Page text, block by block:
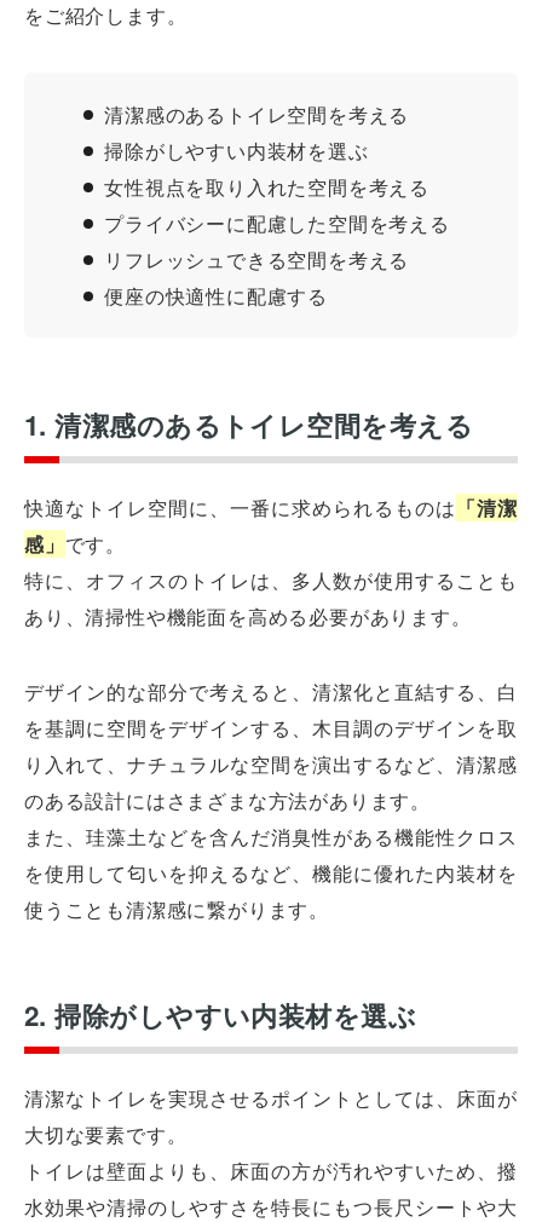
をご紹介します。
清潔感のあるトイレ空間を考える
掃除がしやすい内装材を選ぶ
女性視点を取り入れた空間を考える
プライバシーに配慮した空間を考える
リフレッシュできる空間を考える
便座の快適性に配慮する
1. 清潔感のあるトイレ空間を考える
快適なトイレ空間に、一番に求められるものは 「清潔
感」 です。
特に、オフィスのトイレは、多人数が使用することも
あり、清掃性や機能面を高める必要があります。
デザイン的な部分で考えると、清潔化と直結する、白
を基調に空間をデザインする、木目調のデザインを取
り入れて、ナチュラルな空間を演出するなど、清潔感
のある設計にはさまざまな方法があります。
また、珪藻土などを含んだ消臭性がある機能性クロス
を使用して匂いを抑えるなど、機能に優れた内装材を
使うことも清潔感に繋がります。
2. 掃除がしやすい内装材を選ぶ
清潔なトイレを実現させるポイントとしては、床面が
大切な要素です。
トイレは壁面よりも、床面の方が汚れやすいため、撥
水効果や清掃のしやすさを特長にもつ長尺シートや大